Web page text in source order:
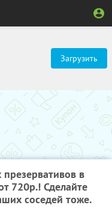
Загрузить
в
720р.! Сделайте
соседей тоже.